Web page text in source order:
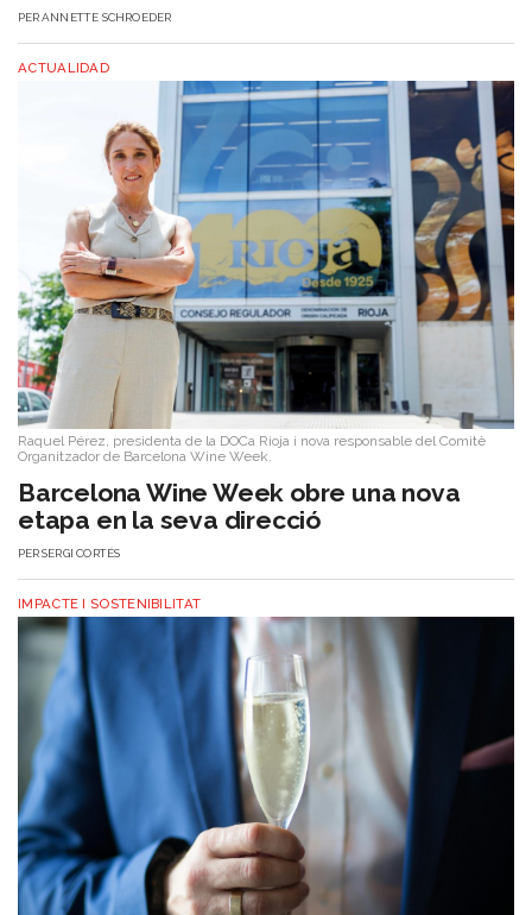
PERANNETTE SCHROEDER
ACTUALIDAD
Raquel Pérez, presidenta de la DOCa Rioja i nova responsable del Comitè
Organitzador de Barcelona Wine Week.
Barcelona Wine Week obre una nova
etapa en la seva direcció
PERSERGI CORTÉS
IMPACTE I SOSTENIBILITAT